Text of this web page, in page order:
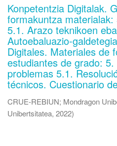
Konpetentzia Digitalak.
formakuntza
5.1. Arazo teknikoen
Autoebaluazio-
Digitales. Materiales de
estudiantes de grado:
problemas 5.1.
técnicos. Cuestionario
CRUE-REBIUN; Mondragon
Unibertsitatea, 2022)